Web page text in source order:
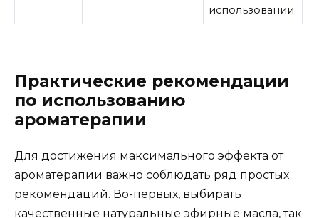
использовании
Практические рекомендации
по использованию
ароматерапии
Для достижения максимального эффекта от
ароматерапии важно соблюдать ряд простых
рекомендаций. Во-первых, выбирать
качественные натуральные эфирные масла, так